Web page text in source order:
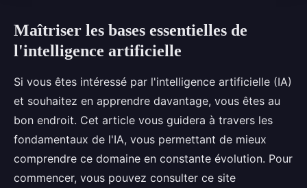
Maîtriser les bases essentielles de
l'intelligence artificielle
Si vous êtes intéressé par l'intelligence artificielle (IA)
et souhaitez en apprendre davantage, vous êtes au
bon endroit. Cet article vous guidera à travers les
fondamentaux de l'IA, vous permettant de mieux
comprendre ce domaine en constante évolution. Pour
commencer, vous pouvez consulter ce site